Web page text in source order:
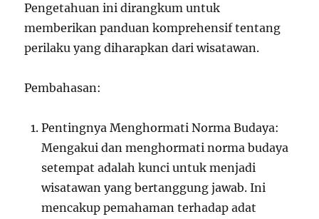
Pengetahuan ini dirangkum untuk
memberikan panduan komprehensif tentang
perilaku yang diharapkan dari wisatawan.
Pembahasan:
Pentingnya Menghormati Norma Budaya:
Mengakui dan menghormati norma budaya
setempat adalah kunci untuk menjadi
wisatawan yang bertanggung jawab. Ini
mencakup pemahaman terhadap adat